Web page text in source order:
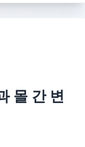
몰 간 변